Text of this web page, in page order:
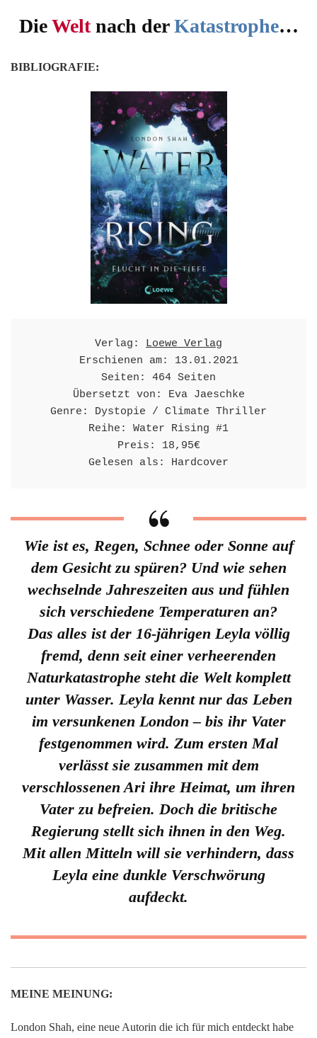
Flucht
in
Tiefe
DieWeltnach derKatastrophe…
BIBLIOGRAFIE:
Verlag: Loewe Verlag
Erschienen am: 13.01.2021
Seiten: 464 Seiten
Übersetzt von: Eva Jaeschke
Genre: Dystopie / Climate Thriller
Reihe: Water Rising #1
Preis: 18,95€
Gelesen als: Hardcover
Wie ist es, Regen, Schnee oder Sonne auf
dem Gesicht zu spüren? Und wie sehen
wechselnde Jahreszeiten aus und fühlen
sich verschiedene Temperaturen an?
Das alles ist der 16-jährigen Leyla völlig
fremd, denn seit einer verheerenden
Naturkatastrophe steht die Welt komplett
unter Wasser. Leyla kennt nur das Leben
im versunkenen London – bis ihr Vater
festgenommen wird. Zum ersten Mal
verlässt sie zusammen mit dem
verschlossenen Ari ihre Heimat, um ihren
Vater zu befreien. Doch die britische
Regierung stellt sich ihnen in den Weg.
Mit allen Mitteln will sie verhindern, dass
Leyla eine dunkle Verschwörung
aufdeckt.
MEINE MEINUNG:
London Shah, eine neue Autorin die ich für mich entdeckt habe